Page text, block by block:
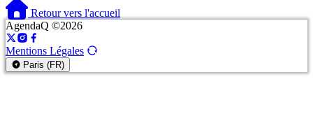
Retour vers l'accueil
AgendaQ ©2026
Mentions Légales
Paris (FR)